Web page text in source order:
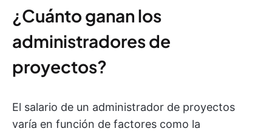
¿Cuánto ganan los
administradores de
proyectos?
El salario de un administrador de proyectos
varía en función de factores como la